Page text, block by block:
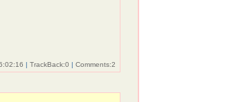
| TrackBack:0 | Comments:2